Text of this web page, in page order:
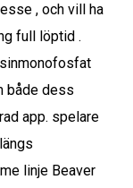
, och vill ha
full löptid .
både dess
app. spelare
linje Beaver